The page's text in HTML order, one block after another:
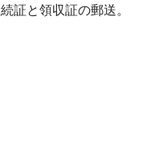
証と領収証の郵送。